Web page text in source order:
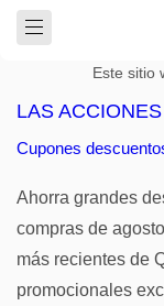
Este sitio
LAS
Cupones
Ahorra grandes
compras de
más recientes de
promocionales